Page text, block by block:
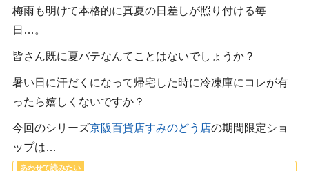
梅雨も明けて本格的に真夏の日差しが照り付ける毎
日…。
皆さん既に夏バテなんてことはないでしょうか？
暑い日に汗だくになって帰宅した時に冷凍庫にコレが有
ったら嬉しくないですか？
今回のシリーズ京阪百貨店すみのどう店の期間限定ショ
ップは…